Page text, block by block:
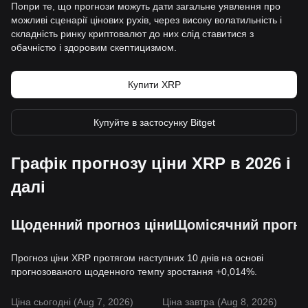
Попри те, що прогнози можуть дати загальне уявлення про
можливі сценарії цінових рухів, через високу волатильність і
складність ринку криптовалют до них слід ставитися з
обачністю і здоровим скептицизмом.
Купити XRP
Купуйте в застосунку Bitget
Графік прогнозу ціни XRP в 2026 і
далі
Щоденний прогноз ціниЩомісячний
Прогноз ціни XRP протягом наступних 10 днів на основі
прогнозованого щоденного темпу зростання +0,014%.
Ціна сьогодні (Aug 7, 2026)
Ціна завтра (Aug 8, 2026)